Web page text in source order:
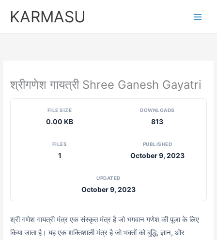
KARMASU
श्रीगणेश गायत्री Shree Ganesh Gayatri
FILE SIZE
0.00 KB
DOWNLOADS
813
FILES
1
PUBLISHED
October 9, 2023
UPDATED
October 9, 2023
श्री गणेश गायत्री मंत्र एक संस्कृत मंत्र है जो भगवान गणेश की पूजा के लिए
किया जाता है। यह एक शक्तिशाली मंत्र है जो भक्तों को बुद्धि, ज्ञान, और